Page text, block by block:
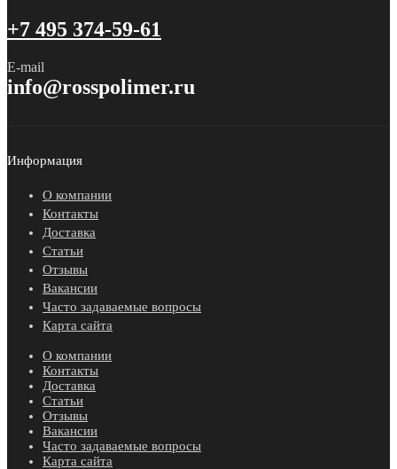
+7 495 374-59-61
E-mail
info@rosspolimer.ru
Информация
О компании
Контакты
Доставка
Статьи
Отзывы
Вакансии
Часто задаваемые вопросы
Карта сайта
О компании
Контакты
Доставка
Статьи
Отзывы
Вакансии
Часто задаваемые вопросы
Карта сайта